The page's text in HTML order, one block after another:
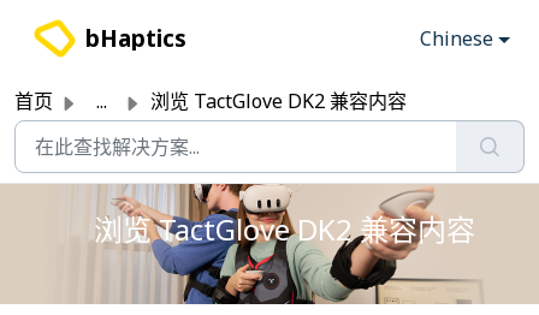
bHaptics Chinese
首页 ... 浏览 TactGlove DK2 兼容内容
浏览 TactGlove DK2 兼容内容